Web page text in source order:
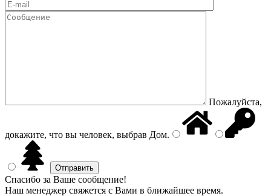
Пожалуйста,
докажите, что вы человек, выбрав Дом.
Спасибо за Ваше сообщение!
Наш менеджер свяжется с Вами в ближайшее время.